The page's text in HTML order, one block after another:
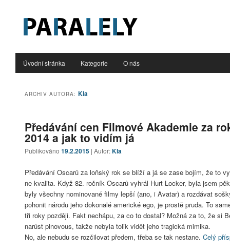
Hlavní navigační menu
Přejít k hlavnímu obsahu webu
Přejít k obsahu postranního panelu
Úvodní stránka Kategorie O nás
ARCHIV AUTORA: Kla
Předávání cen Filmové Akademie za
2014 a jak to vidím já
Publikováno 19.2.2015 | Autor:Kla
Předávání Oscarů za loňský rok se blíží a já se zase bojím, že to
ne kvalita. Když 82. ročník Oscarů vyhrál Hurt Locker, byla jsem
byly všechny nominované filmy lepší (ano, i Avatar) a rozdávat
pohonit národu jeho dokonalé americké ego, je prostě pruda. To
tři roky později. Fakt nechápu, za co to dostal? Možná za to, že si
narůst plnovous, takže nebyla tolik vidět jeho tragická mimika.
No, ale nebudu se rozčilovat předem, třeba se tak nestane. Celý
PARALELY NAJDETE VŠUDE!